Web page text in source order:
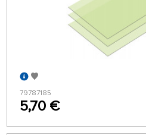
79787185
5,70 €